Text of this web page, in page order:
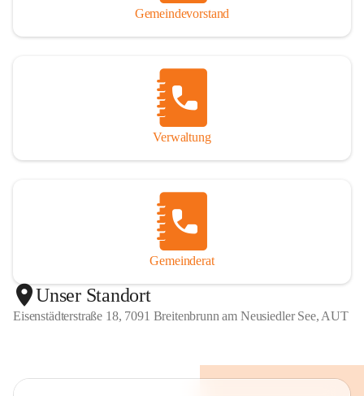
Gemeindevorstand
Verwaltung
Gemeinderat
Unser Standort
Eisenstädterstraße 18, 7091 Breitenbrunn am Neusiedler See, AUT